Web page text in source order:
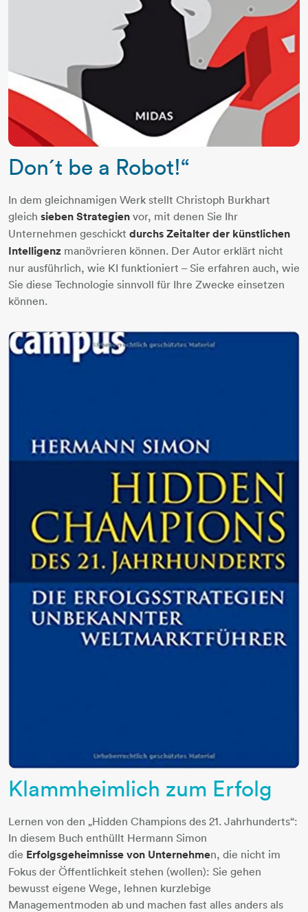
Don´t be a Rob​​​​​​​ot!“
In dem gleichnamigen Werk stellt Christoph Burkhart
gleich sieben Strategien vor, mit denen Sie Ihr
Unternehmen geschickt durchs Zeitalter der künstlichen
Intelligenz manövrieren können. Der Autor erklärt nicht
nur ausführlich, wie KI funktioniert – Sie erfahren auch, wie
Sie diese Technologie sinnvoll für Ihre Zwecke einsetzen
können.
Klammheimlich zum Erfolg
Lernen von den „Hidden Champions des 21. Jahrhunderts“:
In diesem Buch enthüllt Hermann Simon
die Erfolgsgeheimnisse von Unternehmen, die nicht im
Fokus der Öffentlichkeit stehen (wollen): Sie gehen
bewusst eigene Wege, lehnen kurzlebige
Managementmoden ab und machen fast alles anders als